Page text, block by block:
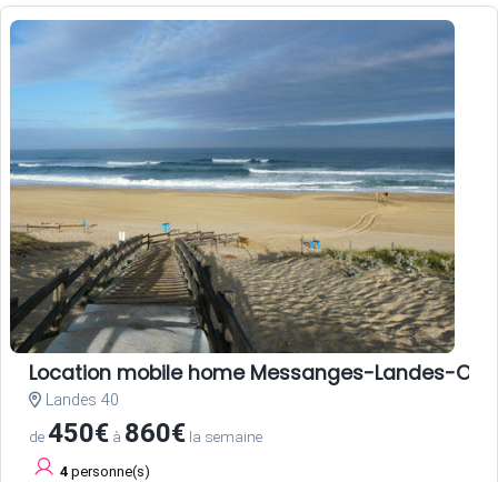
Location mobile home Messanges-Landes-
Landes 40
de450€ à 860€ la semaine
4 personne(s)